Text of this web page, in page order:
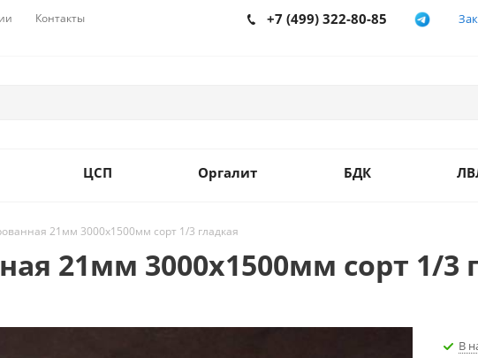
Контакты +7 (499) 322-80-85
ЦСП Оргалит БДК
21мм 3000х1500мм сорт 1/3 гладкая
21мм 3000х1500мм сорт 1/3
В